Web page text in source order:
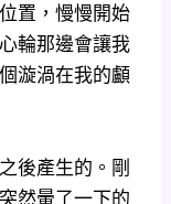
置，慢慢開始
輪那邊會讓我
漩渦在我的顱
後產生的。剛
然暈了一下的